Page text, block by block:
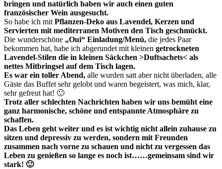
bringen und natürlich haben wir auch einen guten
französischer Wein ausgesucht.
So habe ich mit Pflanzen-Deko aus Lavendel, Kerzen und
Servierten mit mediterranen Motiven den Tisch geschmückt.
Die wunderschöne „Oui“ Einladung/Menü, die jedes Paar
bekommen hat, habe ich abgerundet mit kleinen getrockneten
Lavendel-Stilen die in kleinen Säckchen >Duftsachets< als
nettes Mitbringsel auf dem Tisch lagen.
Es war ein toller Abend, alle wurden satt aber nicht überladen, alle
Gäste das Buffet sehr gelobt und waren begeistert, was mich, klar,
sehr gefreut hat! 🙂
Trotz aller schlechten Nachrichten haben wir uns bemüht eine
ganz harmonische, schöne und entspannte Atmosphäre zu
schaffen.
Das Leben geht weiter und es ist wichtig nicht allein zuhause zu
sitzen und depressiv zu werden, sondern mit Freunden
zusammen nach vorne zu schauen und nicht zu vergessen das
Leben zu genießen so lange es noch ist……gemeinsam sind wir
stark! 🙂